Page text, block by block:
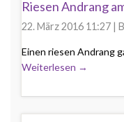
Riesen Andrang
22. März 2016 11:27
Einen riesen Andrang
Weiterlesen →